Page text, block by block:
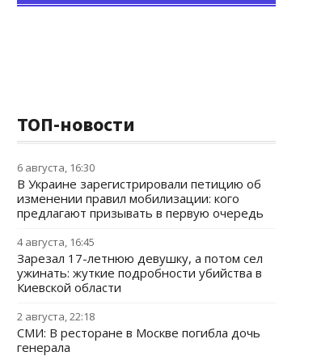
ТОП-новости
6 августа, 16:30
В Украине зарегистрировали петицию об
изменении правил мобилизации: кого
предлагают призывать в первую очередь
4 августа, 16:45
Зарезал 17-летнюю девушку, а потом сел
ужинать: жуткие подробности убийства в
Киевской области
2 августа, 22:18
СМИ: В ресторане в Москве погибла дочь
генерала